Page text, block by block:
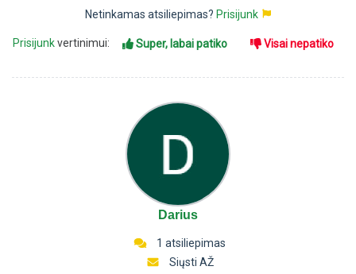
Netinkamas atsiliepimas? Prisijunk
Prisijunkvertinimui: Super, labai patiko Visai nepatiko
Darius
1 atsiliepimas
Siųsti AŽ